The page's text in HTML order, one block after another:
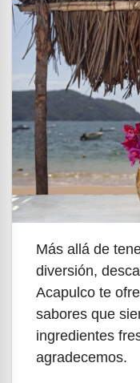
Más allá de
diversión,
Acapulco te
sabores que
ingredientes
agradecemos.